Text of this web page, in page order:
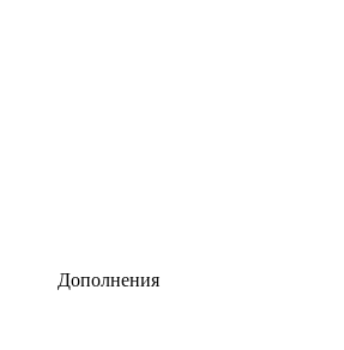
Дополнения